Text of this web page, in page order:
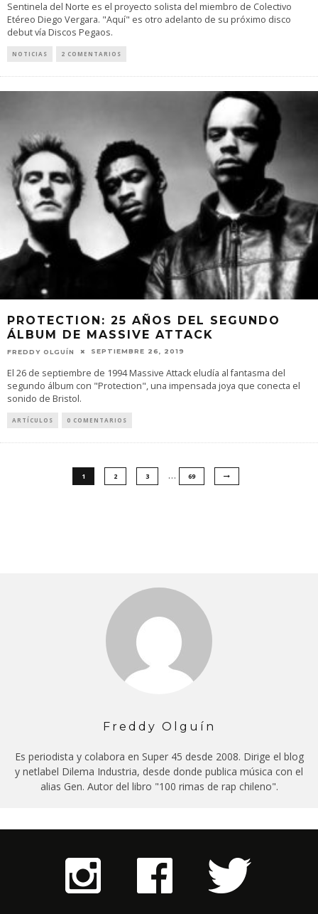
Sentinela del Norte es el proyecto solista del miembro de Colectivo
Etéreo Diego Vergara. "Aquí" es otro adelanto de su próximo disco
debut vía Discos Pegaos.
NOTICIAS 2 COMENTARIOS
PROTECTION: 25 AÑOS DEL SEGUNDO
ÁLBUM DE MASSIVE ATTACK
FREDDY OLGUÍN SEPTIEMBRE 26, 2019
El 26 de septiembre de 1994 Massive Attack eludía al fantasma del
segundo álbum con "Protection", una impensada joya que conecta el
sonido de Bristol.
ARTÍCULOS 0 COMENTARIOS
1 2 3 … 69
Freddy Olguín
Es periodista y colabora en Super 45 desde 2008. Dirige el blog
y netlabel Dilema Industria, desde donde publica música con el
alias Gen. Autor del libro "100 rimas de rap chileno".